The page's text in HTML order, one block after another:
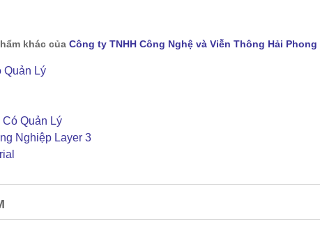
khác của Công ty TNHH Công Nghệ và Viễn Thông Hải Phong
Quản Lý
Có Quản Lý
Nghiệp Layer 3